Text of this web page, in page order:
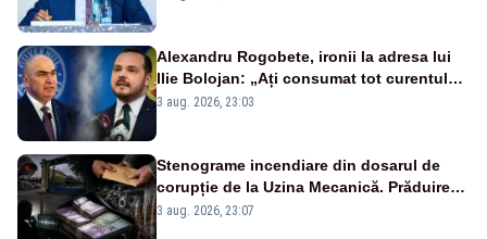
Alexandru Rogobete, ironii la adresa lui
Ilie Bolojan: „Ați consumat tot curentul
urmărind șobolani imaginari”
3 aug. 2026, 23:03
Stenograme incendiare din dosarul de
corupție de la Uzina Mecanică. Prăduirea
banilor din programul SAFE, interceptată
3 aug. 2026, 23:07